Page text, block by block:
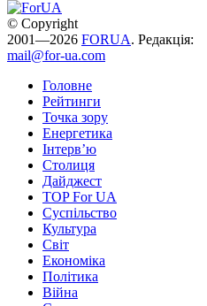
© Copyright
2001—2026 FORUA. Редакція:
mail@for-ua.com
Головне
Рейтинги
Точка зору
Енергетика
Інтерв’ю
Столиця
Дайджест
TOP For UA
Суспiльство
Культура
Світ
Економіка
Політика
Війна